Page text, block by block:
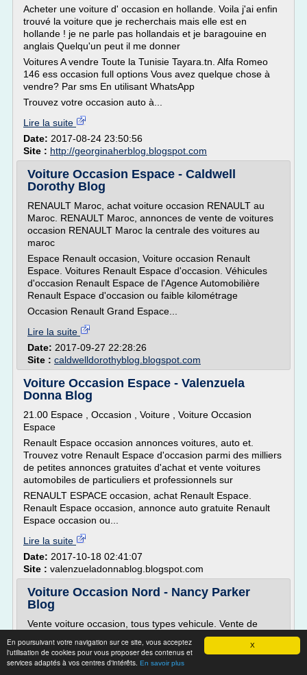
X
En poursuivant votre navigation sur ce site, vous acceptez
l'utilisation de cookies pour vous proposer des contenus et
services adaptés à vos centres d'intérêts. En savoir plus
Acheter une voiture d' occasion en hollande. Voila j'ai enfin
trouvé la voiture que je recherchais mais elle est en
hollande ! je ne parle pas hollandais et je baragouine en
anglais Quelqu'un peut il me donner
Voitures A vendre Toute la Tunisie Tayara.tn. Alfa Romeo
146 ess occasion full options Vous avez quelque chose à
vendre? Par sms En utilisant WhatsApp
Trouvez votre occasion auto à...
Lire la suite
Date: 2017-08-24 23:50:56
Site : http://georginaherblog.blogspot.com
Voiture Occasion Espace - Caldwell
Dorothy Blog
RENAULT Maroc, achat voiture occasion RENAULT au
Maroc. RENAULT Maroc, annonces de vente de voitures
occasion RENAULT Maroc la centrale des voitures au
maroc
Espace Renault occasion, Voiture occasion Renault
Espace. Voitures Renault Espace d'occasion. Véhicules
d'occasion Renault Espace de l'Agence Automobilière
Renault Espace d'occasion ou faible kilométrage
Occasion Renault Grand Espace...
Lire la suite
Date: 2017-09-27 22:28:26
Site : caldwelldorothyblog.blogspot.com
Voiture Occasion Espace - Valenzuela
Donna Blog
21.00 Espace , Occasion , Voiture , Voiture Occasion
Espace
Renault Espace occasion annonces voitures, auto et.
Trouvez votre Renault Espace d'occasion parmi des milliers
de petites annonces gratuites d'achat et vente voitures
automobiles de particuliers et professionnels sur
RENAULT ESPACE occasion, achat Renault Espace.
Renault Espace occasion, annonce auto gratuite Renault
Espace occasion ou...
Lire la suite
Date: 2017-10-18 02:41:07
Site : valenzueladonnablog.blogspot.com
Voiture Occasion Nord - Nancy Parker
Blog
Vente voiture occasion, tous types vehicule. Vente de
vehicule d'occasion dans le nord pas de calais 62 voiture,
moto, utilitaire, camping car, caravane, mobil home,
vehicule societe, quad, le Boulonnais, le